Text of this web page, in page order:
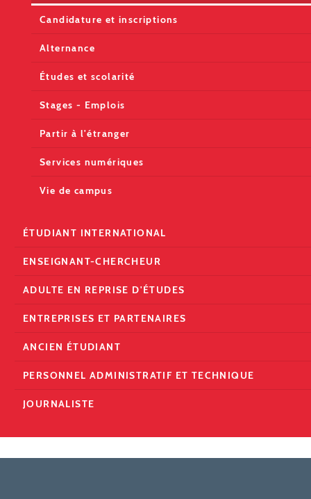
Candidature et inscriptions
Alternance
Études et scolarité
Stages - Emplois
Partir à l'étranger
Services numériques
Vie de campus
ÉTUDIANT INTERNATIONAL
ENSEIGNANT-CHERCHEUR
ADULTE EN REPRISE D'ÉTUDES
ENTREPRISES ET PARTENAIRES
ANCIEN ÉTUDIANT
PERSONNEL ADMINISTRATIF ET TECHNIQUE
JOURNALISTE